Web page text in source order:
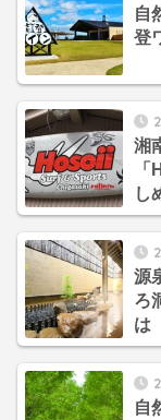
自
登
湘
し
源
ろ
は
自